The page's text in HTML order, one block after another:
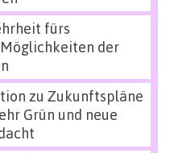
fürs
der
zu Zukunftspläne
Grün und neue